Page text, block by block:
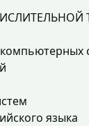
языка